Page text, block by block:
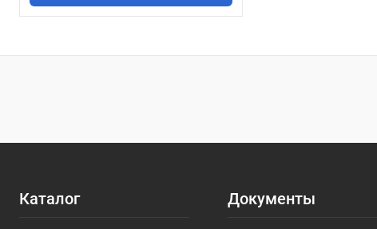
Каталог Документы